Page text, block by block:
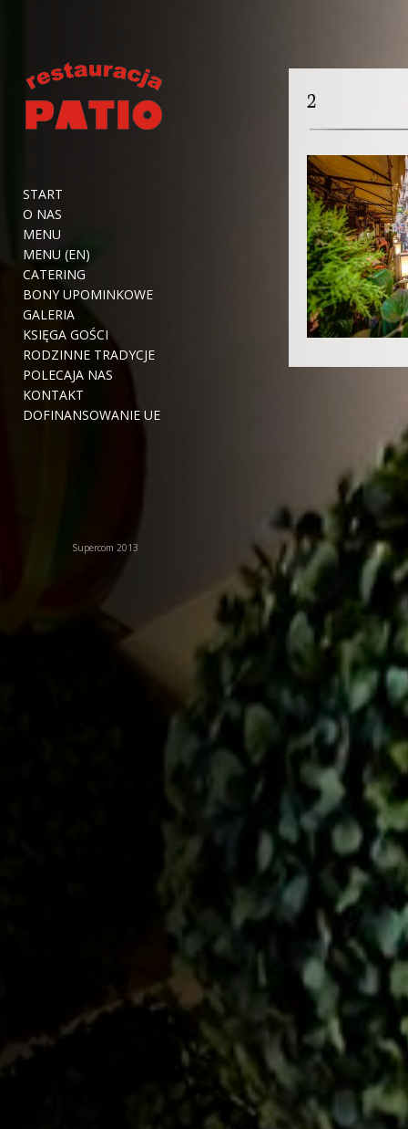
START
O NAS
MENU
MENU (EN)
CATERING
BONY UPOMINKOWE
GALERIA
KSIĘGA GOŚCI
RODZINNE TRADYCJE
POLECAJA NAS
KONTAKT
DOFINANSOWANIE UE
Supercom 2013
2